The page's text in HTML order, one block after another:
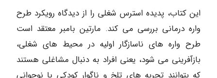
این کتاب، پدیده استرس شغلی را از دیدگاه رویکرد طرح
واره درمانی بررسی می کند. مارتین بامبر معتقد است
طرح واره های ناسازگار اولیه در محیط های شغلی،
بازآفرینی می شود، یعنی افراد به دنبال مشاغلی هستند
که بتوانند تجربه های تلخ و ناگوار کودکی یا نوجوانی